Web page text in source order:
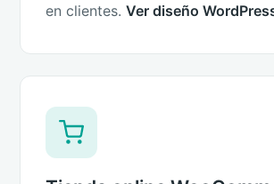
en clientes. Ver diseño